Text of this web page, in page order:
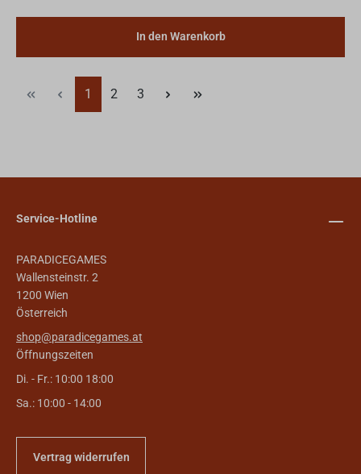
In den Warenkorb
Seite
1 Seite
2 Seite
3
Service-Hotline
PARADICEGAMES
Wallensteinstr. 2
1200 Wien
Österreich
shop@paradicegames.at
Öffnungszeiten
Di. - Fr.: 10:00 18:00
Sa.: 10:00 - 14:00
Vertrag widerrufen